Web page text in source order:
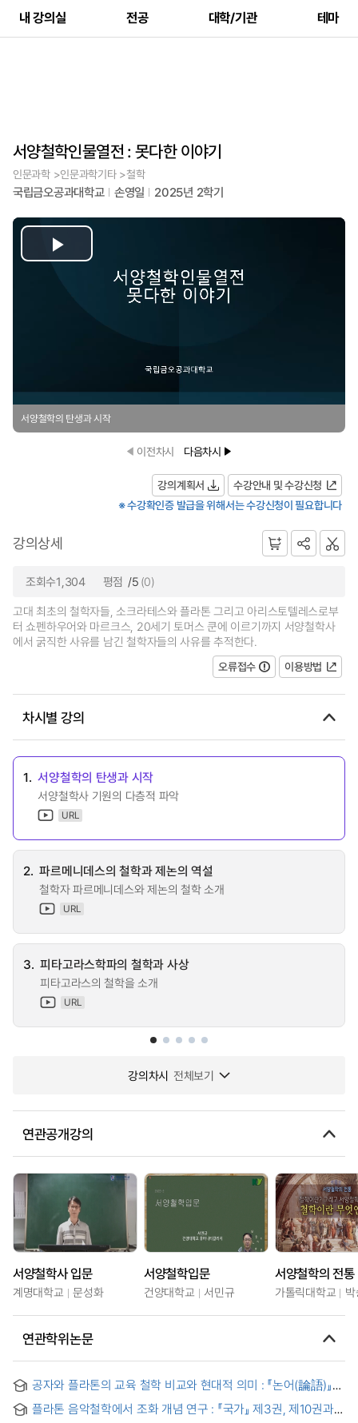
내 강의실 전공 대학/기관 테마
서양철학인물열전 : 못다한 이야기
인문과학 >인문과학기타 >철학
국립금오공과대학교 손영일 2025년 2학기
Play
서양철학의 탄생과 시작
이전차시 다음차시
강의계획서
수강안내 및 수강신청
※ 수강확인증 발급을 위해서는 수강신청이 필요합니다
강의상세
조회수1,304 평점 /5 (0)
고대 최초의 철학자들, 소크라테스와 플라톤 그리고 아리스토텔레스로부
터 쇼펜하우어와 마르크스, 20세기 토머스 쿤에 이르기까지 서양철학사
에서 굵직한 사유를 남긴 철학자들의 사유를 추적한다.
오류접수
이용방법
차시별 강의
1. 서양철학의 탄생과 시작
서양철학사 기원의 다층적 파악
URL
2. 파르메니데스의 철학과 제논의 역설
철학자 파르메니데스와 제논의 철학 소개
URL
3. 피타고라스학파의 철학과 사상
피타고라스의 철학을 소개
URL
강의차시 전체보기
연관공개강의
서양철학사 입문
계명대학교 문성화
서양철학입문
건양대학교 서민규
서양철학의 전통
가톨릭대학교
연관학위논문
공자와 플라톤의 교육 철학 비교와 현대적 의미 : 『논어(論語)』와
플라톤 음악철학에서 조화 개념 연구 : 『국가』 제3권, 제10권과